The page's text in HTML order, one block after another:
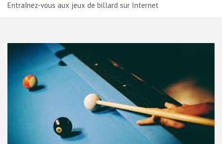
Entraînez-vous aux jeux de billard sur Internet